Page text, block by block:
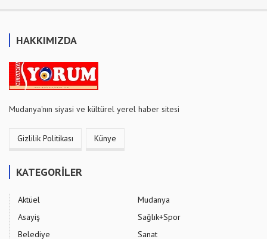
HAKKIMIZDA
Mudanya'nın siyasi ve kültürel yerel haber sitesi
Gizlilik Politikası Künye
KATEGORİLER
Aktüel
Asayiş
Belediye
Mudanya
Sağlık+Spor
Sanat